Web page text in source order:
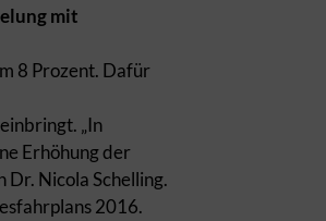
mit
8 Prozent. Dafür
„In
Erhöhung der
Dr. Nicola Schelling.
2016.